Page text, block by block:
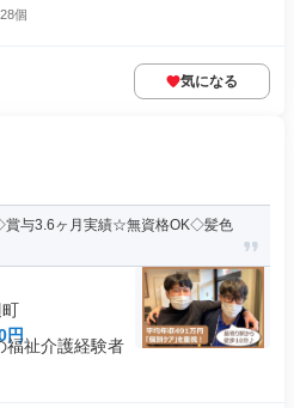
個
気になる
与3.6ヶ月実績☆無資格OK◇髪色
円
福祉介護経験者